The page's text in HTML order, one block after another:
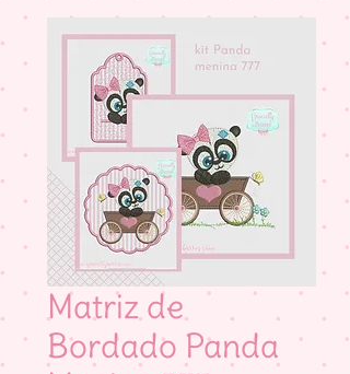
Matriz de
Bordado Panda